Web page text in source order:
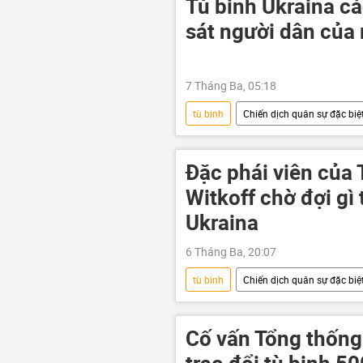
Tù binh Ukraina
sát người dân của
7 Tháng Ba, 05:18
tù binh Chiến dịch quân sự đặc
Cuộc khủng hoảng ở Ukraina
Thế giới
xung đột quân sự
Đặc phái viên của
Witkoff chờ đợi gì
Ukraina
6 Tháng Ba, 20:07
tù binh Chiến dịch quân sự đặc
xung đột quân sự
Hoa Kỳ
thông tin
Cố vấn Tổng